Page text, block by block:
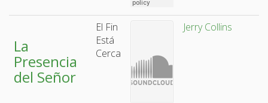
La
Presencia
del Señor
El Fin
Está
Cerca
Jerry Collins